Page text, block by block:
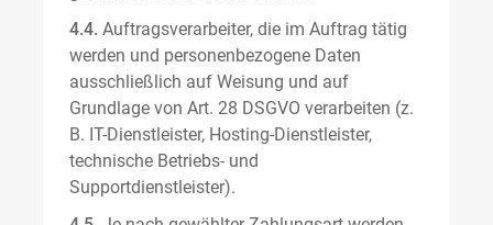
4.4. Auftragsverarbeiter, die im Auftrag tätig
werden und personenbezogene Daten
ausschließlich auf Weisung und auf
Grundlage von Art. 28 DSGVO verarbeiten (z.
B. IT-Dienstleister, Hosting-Dienstleister,
technische Betriebs- und
Supportdienstleister).